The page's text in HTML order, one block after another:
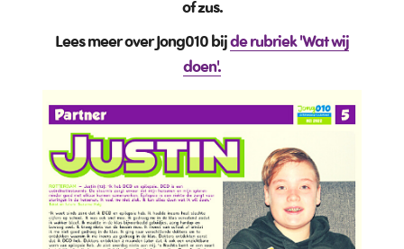
of zus.
Lees meer over Jong010 bijde rubriek 'Wat wij
doen'.